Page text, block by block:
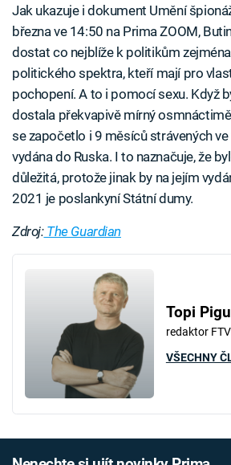
Jak ukazuje i dokument Umění
března ve 14:50 na Prima ZOOM,
dostat co nejblíže k politikům
politického spektra, kteří mají pro
pochopení. A to i pomocí sexu. Když
dostala překvapivě mírný
se započetlo i 9 měsíců strávených
vydána do Ruska. I to naznačuje, že
důležitá, protože jinak by na jejím
2021 je poslankyní Státní dumy.
Zdroj:The Guardian
Topi
redaktor
VŠECHNY